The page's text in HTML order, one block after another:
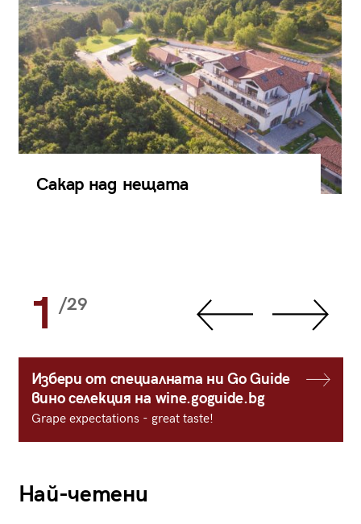
Сакар над нещата
1 /29
Избери от специалната ни Go Guide
вино селекция на wine.goguide.bg
Grape expectations - great taste!
Най-четени